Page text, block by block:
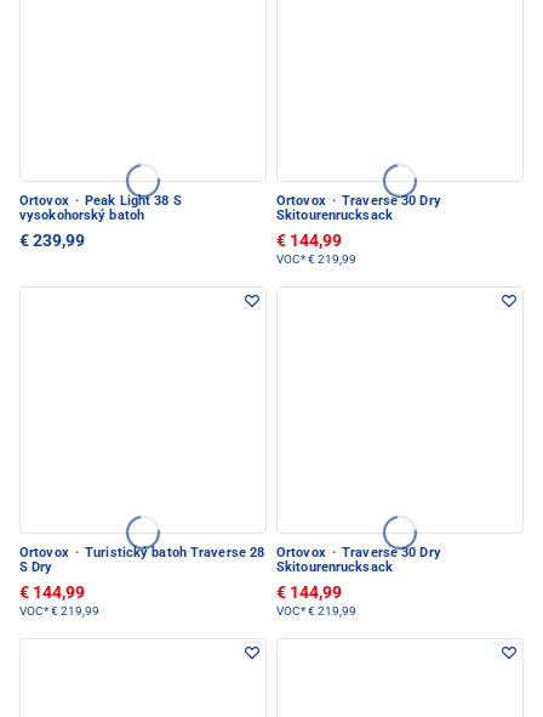
Ortovox · Peak Light 38 S
vysokohorský batoh
€ 239,99
Ortovox · Traverse 30 Dry
Skitourenrucksack
€ 144,99
VOC*€ 219,99
Ortovox · Turistický batoh Traverse 28
S Dry
€ 144,99
VOC*€ 219,99
Ortovox · Traverse 30 Dry
Skitourenrucksack
€ 144,99
VOC*€ 219,99